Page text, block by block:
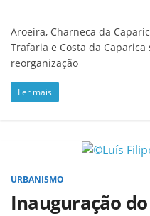
Aroeira, Charneca da
Trafaria e Costa da
reorganização
Ler mais
URBANISMO
Inauguração